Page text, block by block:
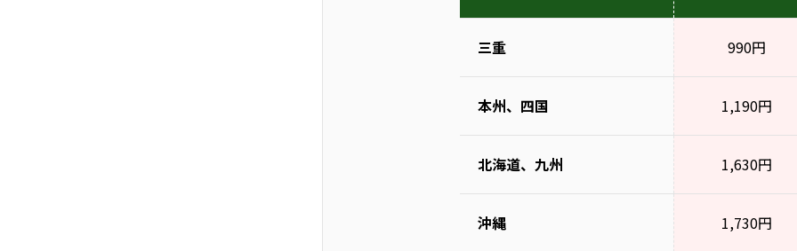
三重 990円
本州、四国 1,190円
北海道、九州 1,630円
沖縄 1,730円